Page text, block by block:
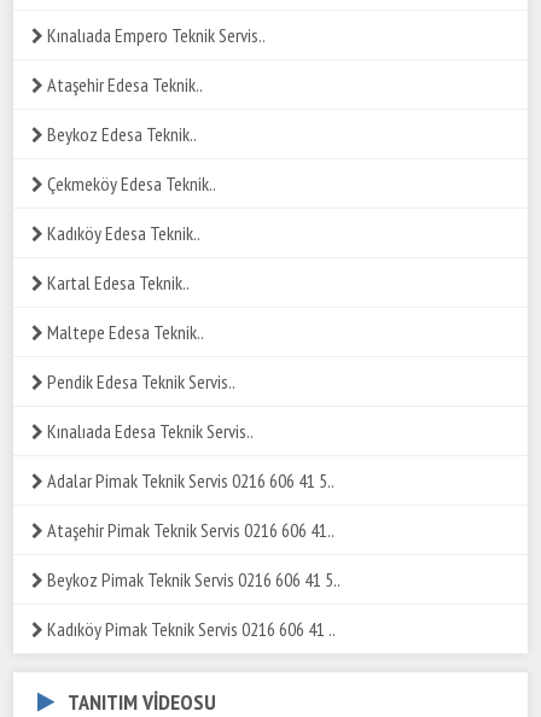
Kınalıada Empero Teknik Servis..
Ataşehir Edesa Teknik..
Beykoz Edesa Teknik..
Çekmeköy Edesa Teknik..
Kadıköy Edesa Teknik..
Kartal Edesa Teknik..
Maltepe Edesa Teknik..
Pendik Edesa Teknik Servis..
Kınalıada Edesa Teknik Servis..
Adalar Pimak Teknik Servis 0216 606 41 5..
Ataşehir Pimak Teknik Servis 0216 606 41..
Beykoz Pimak Teknik Servis 0216 606 41 5..
Kadıköy Pimak Teknik Servis 0216 606 41 ..
TANITIM VİDEOSU